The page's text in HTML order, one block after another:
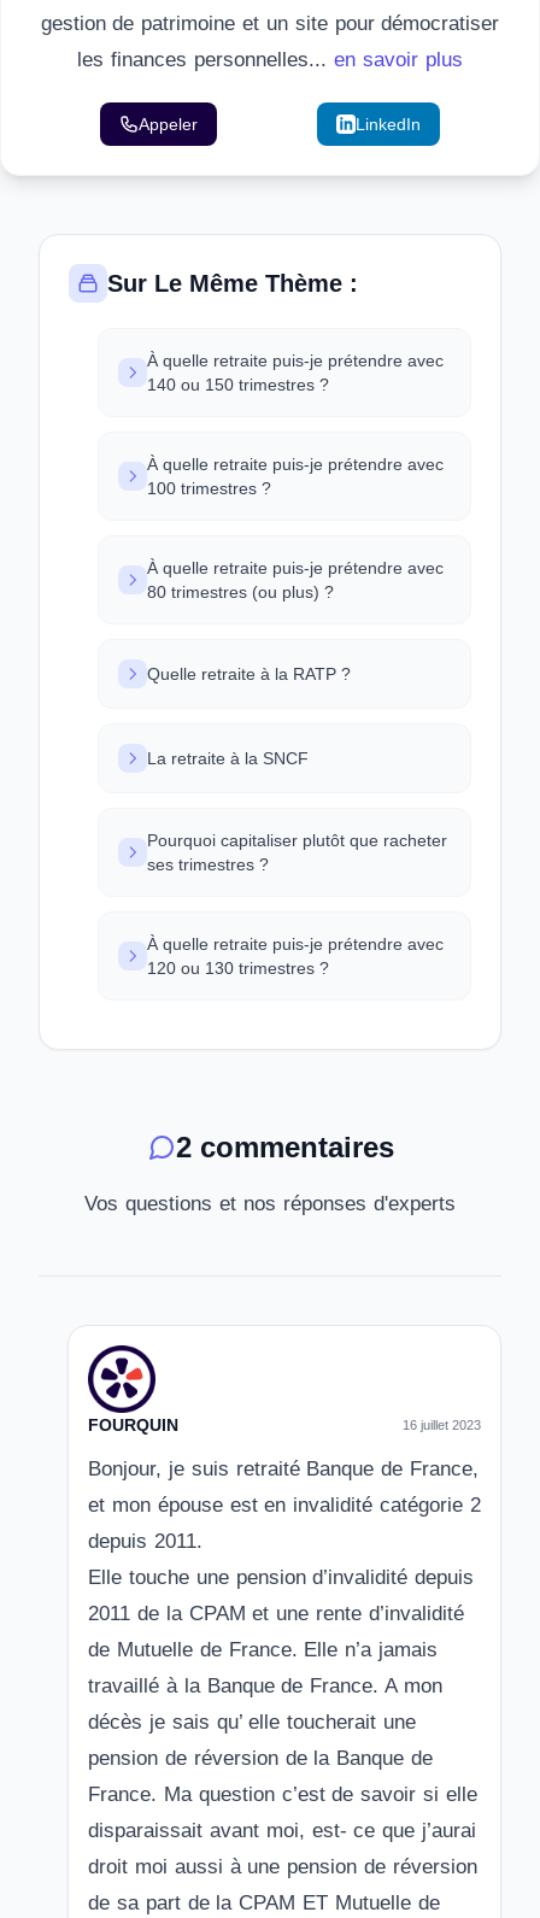
gestion de patrimoine et un site pour démocratiser
les finances personnelles... en savoir plus
Appeler LinkedIn
Sur Le Même Thème :
À quelle retraite puis-je prétendre avec
140 ou 150 trimestres ?
À quelle retraite puis-je prétendre avec
100 trimestres ?
À quelle retraite puis-je prétendre avec
80 trimestres (ou plus) ?
Quelle retraite à la RATP ?
La retraite à la SNCF
Pourquoi capitaliser plutôt que racheter
ses trimestres ?
À quelle retraite puis-je prétendre avec
120 ou 130 trimestres ?
2 commentaires
Vos questions et nos réponses d'experts
FOURQUIN 16 juillet 2023
Bonjour, je suis retraité Banque de France,
et mon épouse est en invalidité catégorie 2
depuis 2011.
Elle touche une pension d’invalidité depuis
2011 de la CPAM et une rente d’invalidité
de Mutuelle de France. Elle n’a jamais
travaillé à la Banque de France. A mon
décès je sais qu’ elle toucherait une
pension de réversion de la Banque de
France. Ma question c’est de savoir si elle
disparaissait avant moi, est- ce que j’aurai
droit moi aussi à une pension de réversion
de sa part de la CPAM ET Mutuelle de